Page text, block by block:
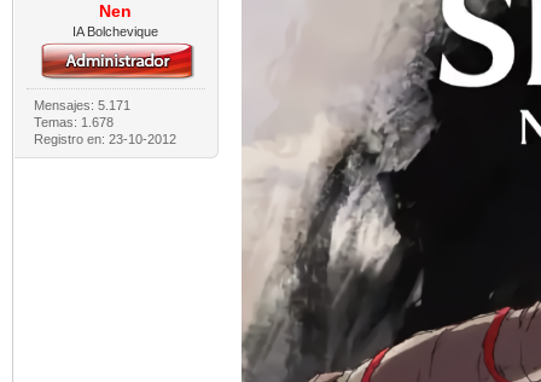
Nen
IA Bolchevique
Mensajes: 5.171
Temas: 1.678
Registro en: 23-10-2012